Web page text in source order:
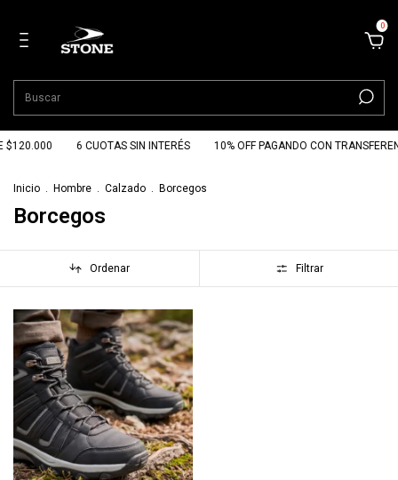
0
$120.000 6 CUOTAS SIN INTERÉS 10% OFF PAGANDO CON
Inicio . Hombre . Calzado . Borcegos
Borcegos
Ordenar Filtrar